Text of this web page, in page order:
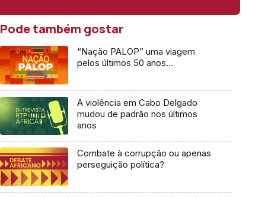
Pode também gostar
“Nação PALOP” uma viagem
pelos últimos 50 anos…
A violência em Cabo Delgado
mudou de padrão nos últimos
anos
Combate à corrupção ou apenas
perseguição política?